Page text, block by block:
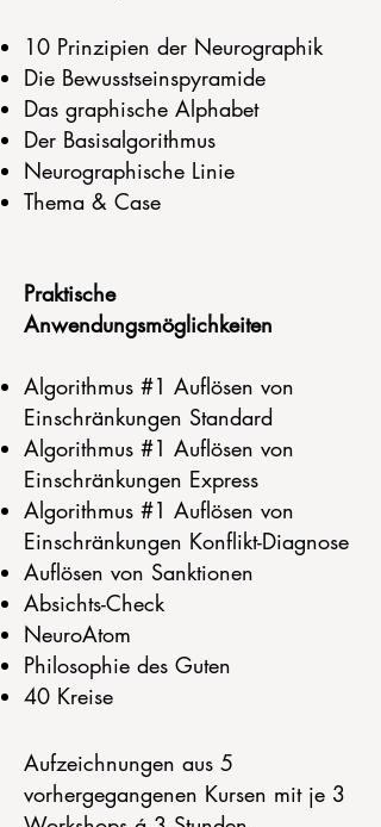
10 Prinzipien der Neurographik
Die Bewusstseinspyramide
Das graphische Alphabet
Der Basisalgorithmus
Neurographische Linie
Thema & Case
Praktische
Anwendungsmöglichkeiten
Algorithmus #1 Auflösen von
Einschränkungen Standard
Algorithmus #1 Auflösen von
Einschränkungen Express
Algorithmus #1 Auflösen von
Einschränkungen Konflikt-Diagnose
Auflösen von Sanktionen
Absichts-Check
NeuroAtom
Philosophie des Guten
40 Kreise
Aufzeichnungen aus 5
vorhergegangenen Kursen mit je 3